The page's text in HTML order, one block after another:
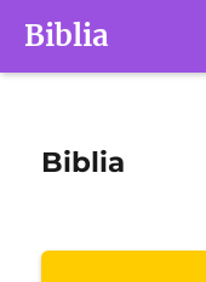
Biblia
Biblia